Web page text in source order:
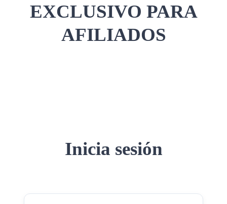
EXCLUSIVO PARA
AFILIADOS
Inicia sesión